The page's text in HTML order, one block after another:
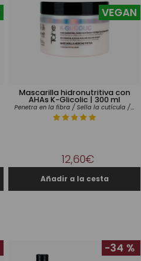
Mascarilla hidronutritiva con
AHAs K-Glicolic | 300 ml
Penetra en la fibra / Sella la cutícula / Extra brillo
VEGAN
12,60€
-34 %